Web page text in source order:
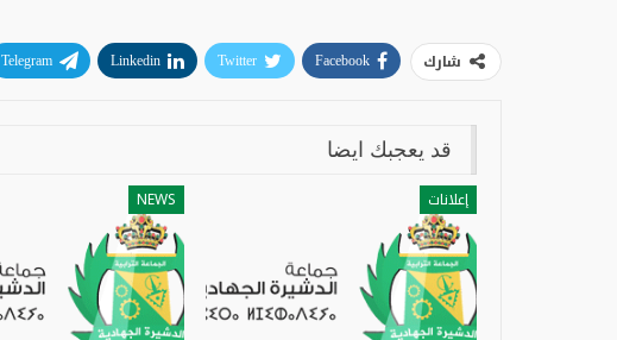
شارك Facebook
Twitter
Linkedin
Telegram
قد يعجبك ايضا
إعلانات NEWS